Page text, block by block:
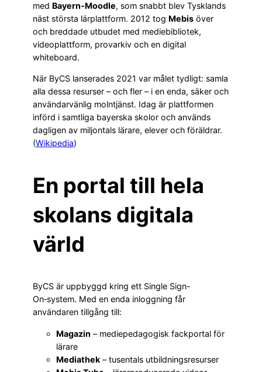
med Bayern‑Moodle, som snabbt blev Tysklands
näst största lärplattform. 2012 tog Mebis över
och breddade utbudet med mediebibliotek,
videoplattform, provarkiv och en digital
whiteboard.
När ByCS lanserades 2021 var målet tydligt: samla
alla dessa resurser – och fler – i en enda, säker och
användarvänlig molntjänst. Idag är plattformen
införd i samtliga bayerska skolor och används
dagligen av miljontals lärare, elever och föräldrar.
(Wikipedia)
En portal till hela
skolans digitala
värld
ByCS är uppbyggd kring ett Single Sign-
On‑system. Med en enda inloggning får
användaren tillgång till:
Magazin – mediepedagogisk fackportal för
lärare
Mediathek – tusentals utbildningsresurser